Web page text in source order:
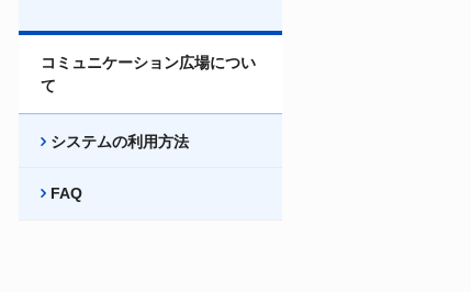
コミュニケーション広場につい
て
システムの利用方法
FAQ